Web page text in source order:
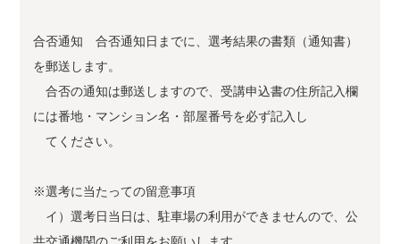
合否通知 合否通知日までに、選考結果の書類（通知書）
を郵送します。
合否の通知は郵送しますので、受講申込書の住所記入欄
には番地・マンション名・部屋番号を必ず記入し
てください。
※選考に当たっての留意事項
イ）選考日当日は、駐車場の利用ができませんので、公